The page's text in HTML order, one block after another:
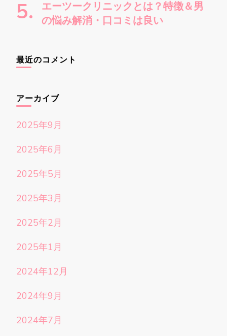
エーツークリニックとは？特徴＆男
の悩み解消・口コミは良い
最近のコメント
アーカイブ
2025年9月
2025年6月
2025年5月
2025年3月
2025年2月
2025年1月
2024年12月
2024年9月
2024年7月